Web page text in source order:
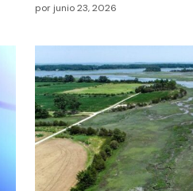
por junio 23, 2026